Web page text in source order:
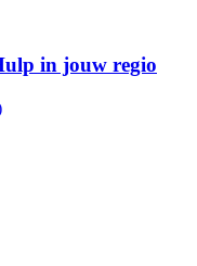
in jouw regio